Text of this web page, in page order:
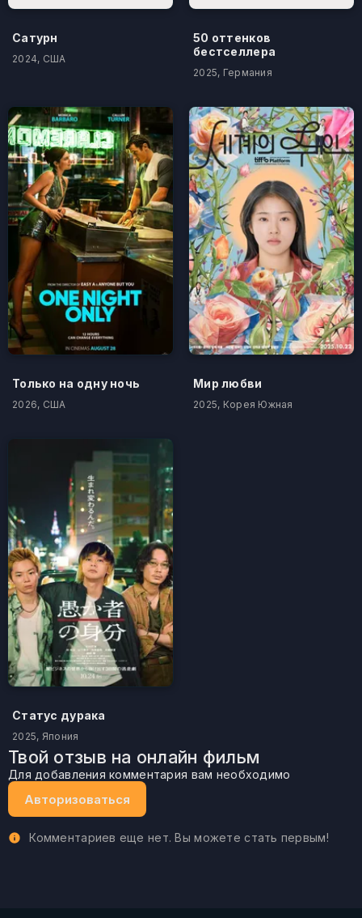
Сатурн
2024, США
50 оттенков
бестселлера
2025, Германия
Только на одну ночь
2026, США
Мир любви
2025, Корея Южная
Статус дурака
2025, Япония
Твой отзыв на онлайн фильм
Для добавления комментария вам необходимо
Авторизоваться
Комментариев еще нет. Вы можете стать первым!